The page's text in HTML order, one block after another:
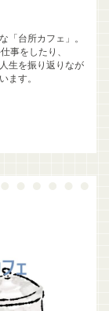
「台所カフェ」。
事をしたり、
生を振り返りなが
ます。